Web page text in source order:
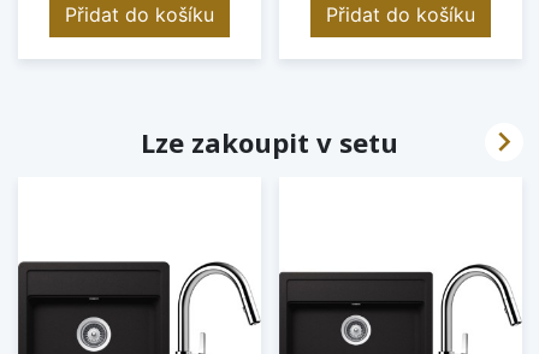
Přidat do košíku Přidat do košíku
Lze zakoupit v setu 